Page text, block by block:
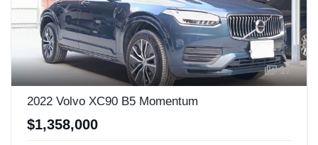
17
2022 Volvo XC90 B5 Momentum
$1,358,000